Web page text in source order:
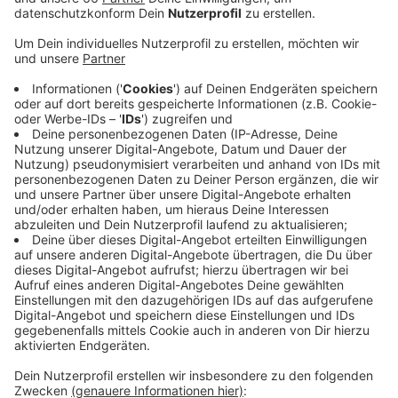
Veröffentlicht:Dienstag, 10.11.2020 05:10
Anzeige
Zuvor war dies nur stationär möglich. Ziel ist es eine
Balance zwischen der Behandlung von Covid-19-
Patienten und anderer Erkrankten zu ermöglichen.
Trotzdem sollen weiterhin Beschränkungen gelten, um
eine Überlastung zu verhindern. Die Uniklinik folgt
damit der Strategie, die Belegung des Hauses
regelmäßig an die aktuelle Coronalage anzupassen.